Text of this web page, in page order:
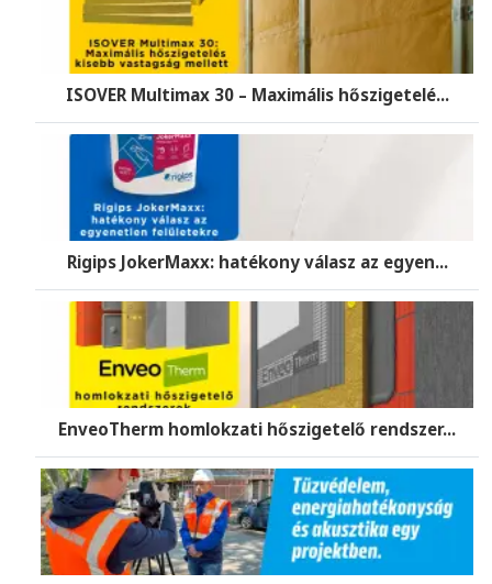
ISOVER Multimax 30 – Maximális hőszigetelé...
Rigips JokerMaxx: hatékony válasz az egyen...
EnveoTherm homlokzati hőszigetelő rendszer...